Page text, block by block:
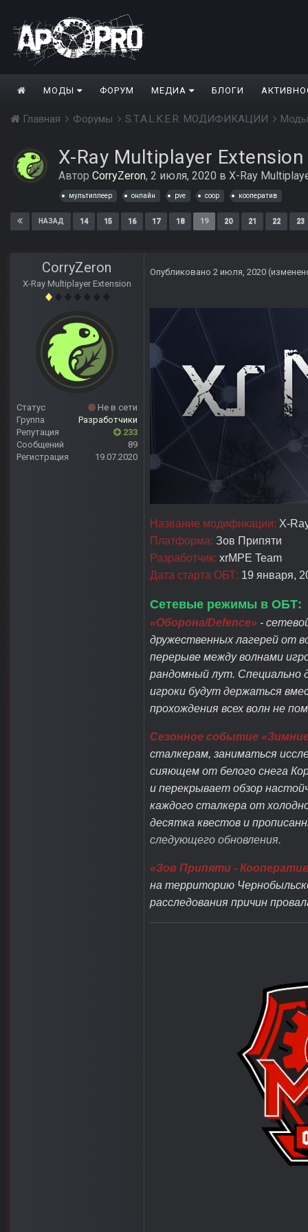
МОДЫ ФОРУМ МЕДИА БЛОГИ
Главная Форумы S.T.A.L.K.E.R. МОДИФИКАЦИИ
X-Ray Multiplayer
Автор CorryZeron, 2 июля, 2020 в X-Ray
мультиплеер онлайн pve coop кооператив
НАЗАД 14 15 16 17 18 19 20 21 22 23
CorryZeron
X-Ray Multiplayer Extension
Статус
Не в сети
Группа
Разработчики
Репутация
233
Сообщений
89
Регистрация
19.07.2020
Опубликовано 2 июля, 2020
Название модификации: X-
Платформа: Зов Припяти
Разработчик: xrMPE Team
Дата старта ОБТ: 19 января,
Сетевые режимы в ОБТ:
«Оборона/Defence» -
дружественных лагерей от
перерыве между волнами
рандомный лут. Специально
игроки будут держаться
прохождения всех волн не
Сезонное событие
сталкерам, заниматься
сияющем от белого снега
и перекрывает обзор
каждого сталкера от
десятка квестов и
следующего обновления.
«Зов Припяти -
на территорию
расследования причин